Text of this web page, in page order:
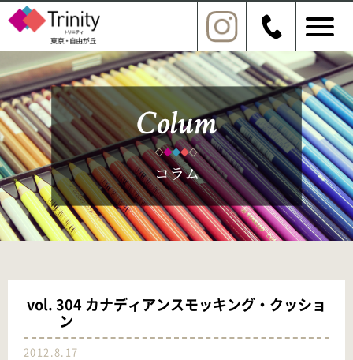
vol. 304 カナディアンスモッキング・クッショ
ン
2012.8.17